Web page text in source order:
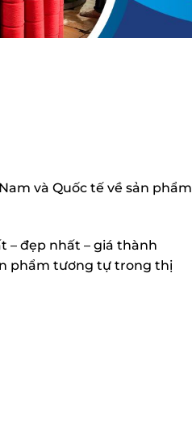
và Quốc tế về sản phẩm
– đẹp nhất – giá thành
phẩm tương tự trong thị